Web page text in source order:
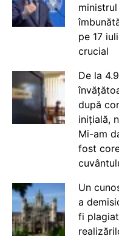
pe 17
crucial
De la
după
inițială,
Mi-am
fost
Un
a
fi